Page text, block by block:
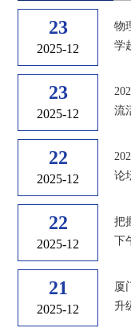
23
2025-12
物
学
23
2025-12
流
22
2025-12
论
22
2025-12
把
下
21
2025-12
厦
升